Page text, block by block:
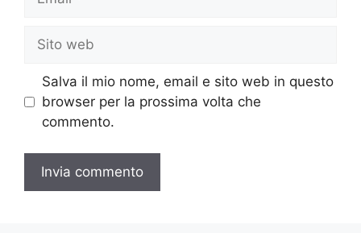
Sito
web
Salva il mio nome, email e sito web in questo
browser per la prossima volta che
commento.